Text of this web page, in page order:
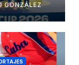
GONZÁLEZ